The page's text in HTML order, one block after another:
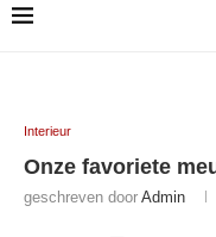
Interieur
Onze favoriete
geschreven door Admin